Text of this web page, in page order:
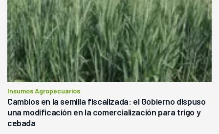
Insumos Agropecuarios
Cambios en la semilla fiscalizada: el Gobierno dispuso
una modificación en la comercialización para trigo y
cebada